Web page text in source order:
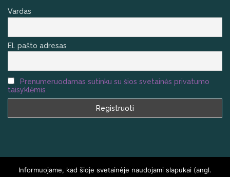
Vardas
El. pašto adresas
Prenumeruodamas sutinku su šios svetainės privatumo
taisyklėmis
VISOS TEISĖS SAUGOMOSHOMEAIR.LT
Informuojame, kad šioje svetainėje naudojami slapukai (angl.